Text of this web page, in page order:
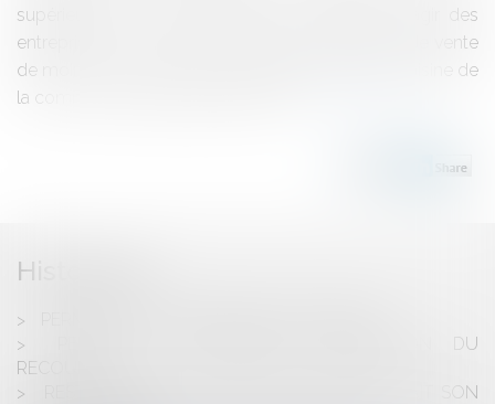
supérieures à 1.000 m².Précision sur l'intérêt à agir des
entreprises concurrentes d'un projet de surface de vente
de moins de 1.000 m² Pour les autres projets, la saisine de
la commission départementale est...
Historique
PERMIS DE CONSTRUIRE, NOTIFICATION DU
RECOURS
RESTAURATION: LE LABEL "FAIT MAISON" FAIT SON